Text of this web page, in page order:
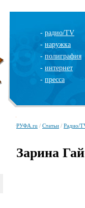
- радио/TV
- наружка
- полиграфия
- интернет
- пресса
РУФА.ru / Статьи / Радио/
Зарина